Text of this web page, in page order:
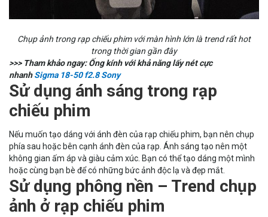
Chụp ảnh trong rạp chiếu phim với màn hình lớn là trend rất hot
trong thời gian gần đây
>>> Tham khảo ngay: Ống kính với khả năng lấy nét cực
nhanhSigma 18-50 f2.8 Sony
Sử dụng ánh sáng trong rạp
chiếu phim
Nếu muốn tạo dáng với ánh đèn của rạp chiếu phim, bạn nên chụp
phía sau hoặc bên cạnh ánh đèn của rạp. Ánh sáng tạo nên một
không gian ấm áp và giàu cảm xúc. Bạn có thể tạo dáng một mình
hoặc cùng bạn bè để có những bức ảnh độc lạ và đẹp mắt.
Sử dụng phông nền – Trend chụp
ảnh ở rạp chiếu phim